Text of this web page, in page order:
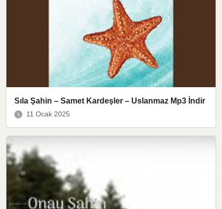
Sıla Şahin – Samet Kardeşler – Uslanmaz Mp3 İndir
11 Ocak 2025